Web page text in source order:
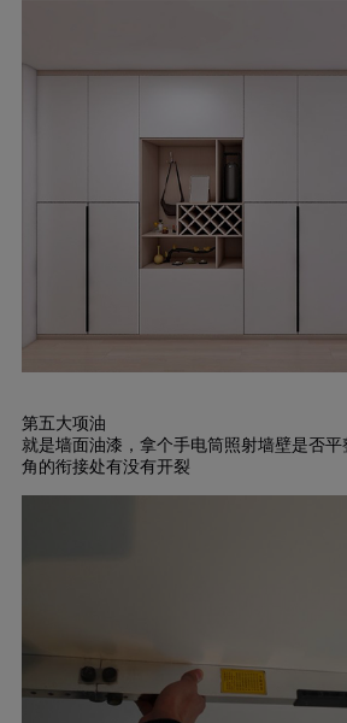
第五大项油
就是墙面油漆，拿个手电筒照射墙壁是否
角的衔接处有没有开裂